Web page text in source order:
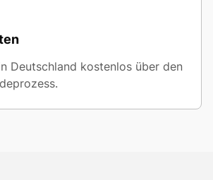
Deutschland kostenlos über den